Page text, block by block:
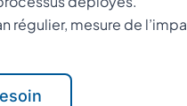
régulier, mesure de